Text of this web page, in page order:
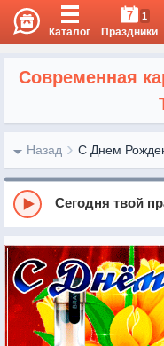
Каталог
7 1
Праздники
Современная
Назад С Днем
Сегодня твой